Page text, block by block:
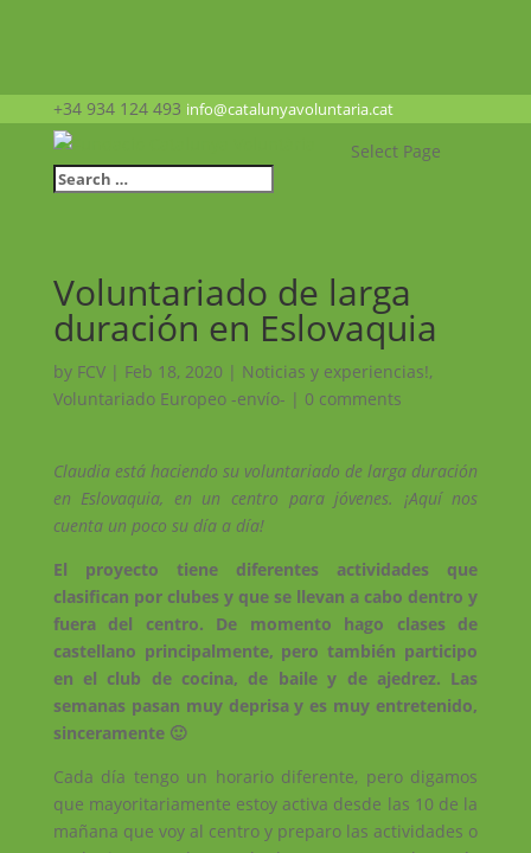
+34 934 124 493 info@catalunyavoluntaria.cat
Select Page
Voluntariado de larga
duración en Eslovaquia
by FCV| Feb 18, 2020 | Noticias y experiencias!,
Voluntariado Europeo -envío- | 0 comments
Claudia está haciendo su voluntariado de larga duración
en Eslovaquia, en un centro para jóvenes. ¡Aquí nos
cuenta un poco su día a día!
El proyecto tiene diferentes actividades que
clasifican por clubes y que se llevan a cabo dentro y
fuera del centro. De momento hago clases de
castellano principalmente, pero también participo
en el club de cocina, de baile y de ajedrez. Las
semanas pasan muy deprisa y es muy entretenido,
sinceramente 🙂
Cada día tengo un horario diferente, pero digamos
que mayoritariamente estoy activa desde las 10 de la
mañana que voy al centro y preparo las actividades o